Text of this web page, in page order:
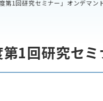
第1回研究セミナー」オンデマン
第1回研究セ